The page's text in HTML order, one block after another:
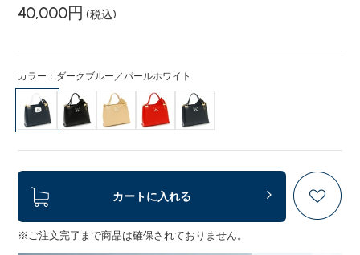
40,000円 (税込)
カラー：ダークブルー／パールホワイト
カートに入れる
※ご注文完了まで商品は確保されておりません。